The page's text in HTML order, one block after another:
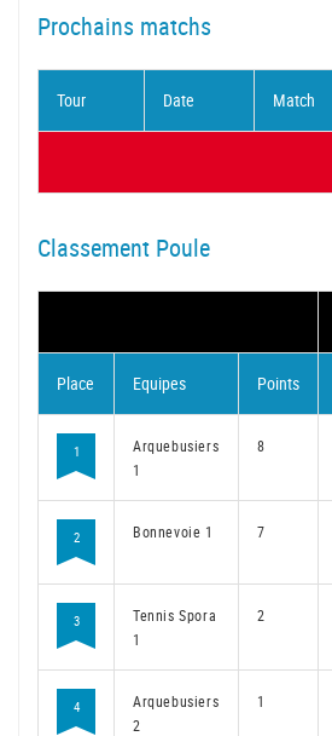
Prochains matchs
Tour Date Match
Classement Poule
Place Equipes Points
1
Arquebusiers
1
8
2 Bonnevoie 1 7
3
Tennis Spora
1
2
4
Arquebusiers
2
1